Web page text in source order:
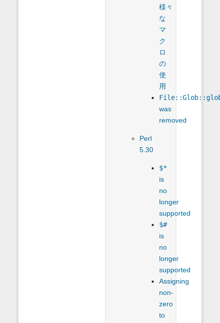
様々
な
マ
ク
ロ
の
使
用
was
removed
Perl
5.30
$*
is
no
longer
supported
$#
is
no
longer
supported
Assigning
non-
zero
to